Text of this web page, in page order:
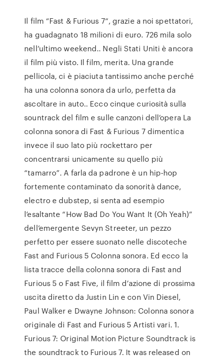
Il film “Fast & Furious 7“, grazie a noi spettatori,
ha guadagnato 18 milioni di euro. 726 mila solo
nell’ultimo weekend.. Negli Stati Uniti è ancora
il film più visto. Il film, merita. Una grande
pellicola, ci è piaciuta tantissimo anche perché
ha una colonna sonora da urlo, perfetta da
ascoltare in auto.. Ecco cinque curiosità sulla
sountrack del film e sulle canzoni dell’opera La
colonna sonora di Fast & Furious 7 dimentica
invece il suo lato più rockettaro per
concentrarsi unicamente su quello più
“tamarro”. A farla da padrone è un hip-hop
fortemente contaminato da sonorità dance,
electro e dubstep, si senta ad esempio
l’esaltante “How Bad Do You Want It (Oh Yeah)”
dell’emergente Sevyn Streeter, un pezzo
perfetto per essere suonato nelle discoteche
Fast and Furious 5 Colonna sonora. Ed ecco la
lista tracce della colonna sonora di Fast and
Furious 5 o Fast Five, il film d’azione di prossima
uscita diretto da Justin Lin e con Vin Diesel,
Paul Walker e Dwayne Johnson: Colonna sonora
originale di Fast and Furious 5 Artisti vari. 1.
Furious 7: Original Motion Picture Soundtrack is
the soundtrack to Furious 7. It was released on